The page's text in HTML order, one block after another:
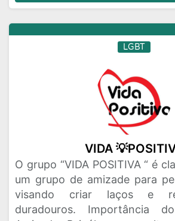
LGBT
VIDA
O grupo “VIDA POSITIVA “ é
um grupo de amizade para
visando criar laços e
duradouros. Importância